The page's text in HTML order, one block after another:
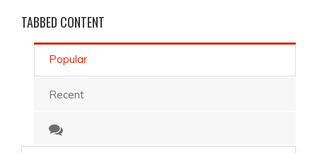
TABBED CONTENT
Popular
Recent